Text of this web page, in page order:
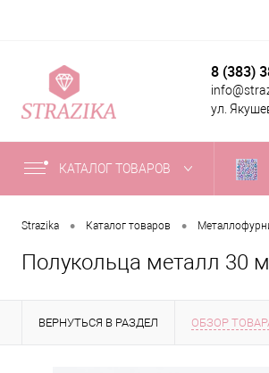
8 (383)
ул.
КАТАЛОГ ТОВАРОВ
Strazika • Каталог товаров •
Полукольца металл 30
ВЕРНУТЬСЯ В РАЗДЕЛ ОБЗОР